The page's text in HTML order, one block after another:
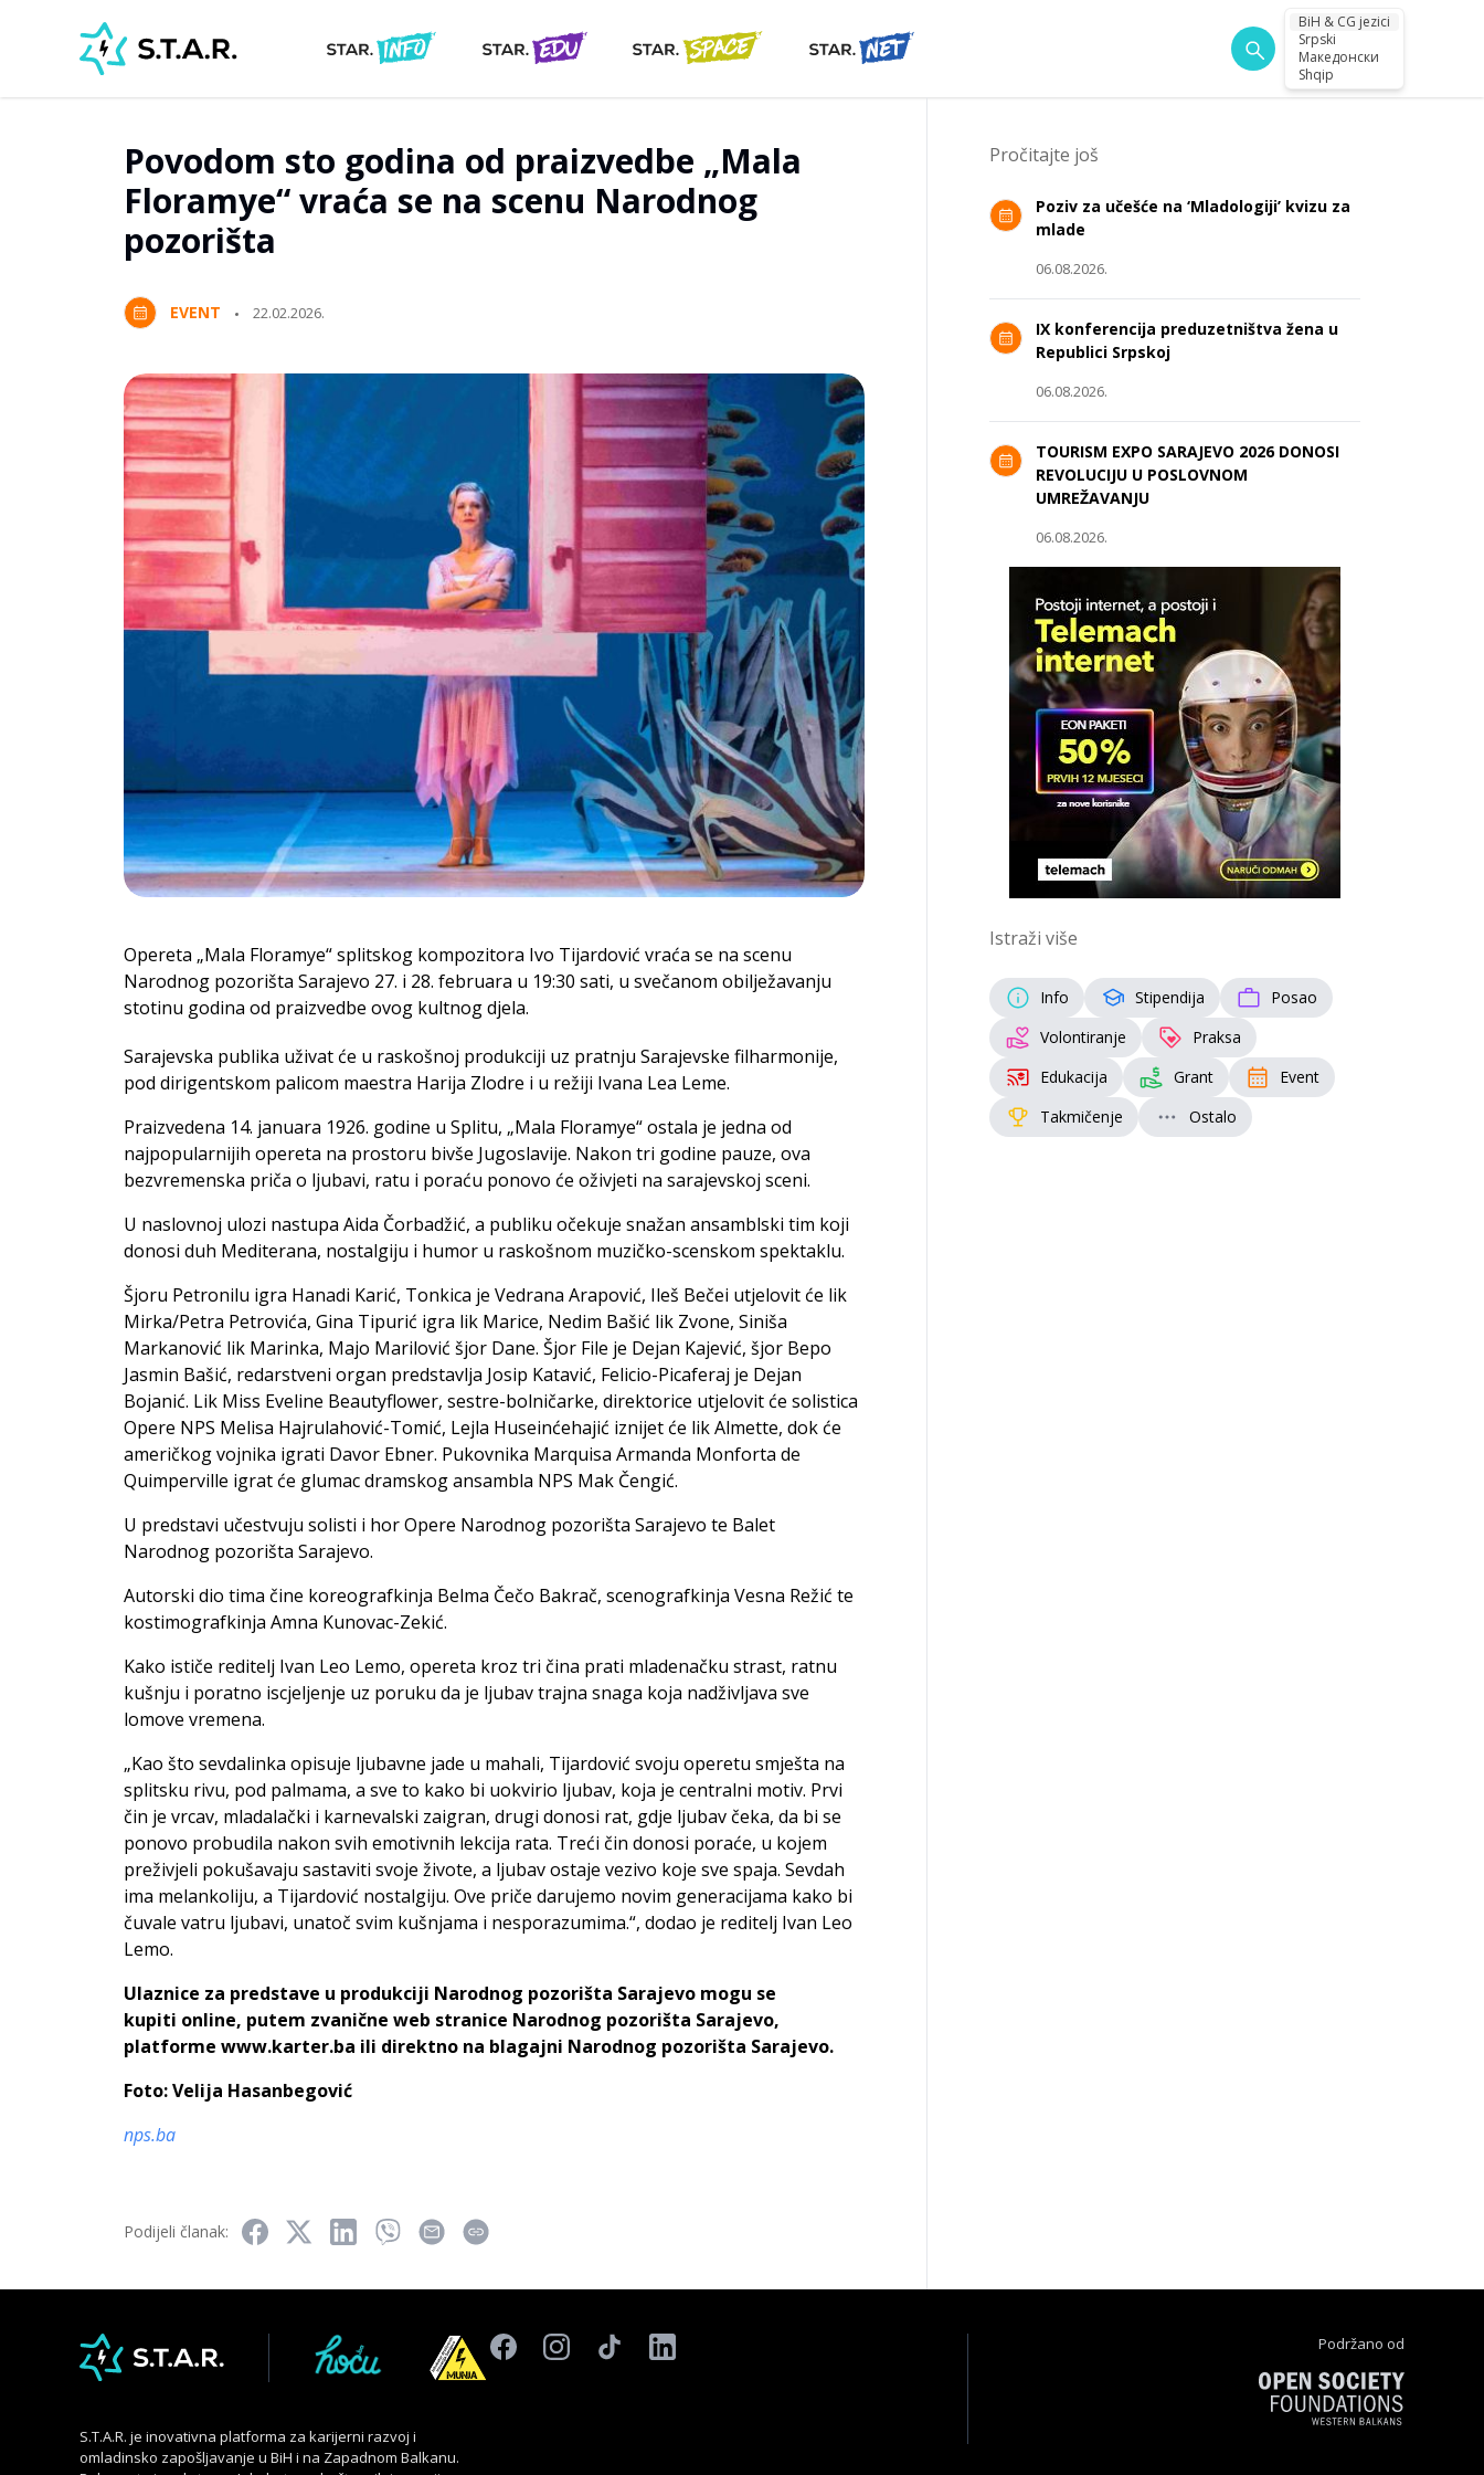
BiH & CG jezici
Srpski
Македонски
Shqip
Povodom sto godina od praizvedbe „Mala
Floramye“ vraća se na scenu Narodnog
pozorišta
EVENT 22.02.2026.
Opereta „Mala Floramye“ splitskog kompozitora Ivo Tijardović vraća se na scenu
Narodnog pozorišta Sarajevo 27. i 28. februara u 19:30 sati, u svečanom obilježavanju
stotinu godina od praizvedbe ovog kultnog djela.
Sarajevska publika uživat će u raskošnoj produkciji uz pratnju Sarajevske filharmonije,
pod dirigentskom palicom maestra Harija Zlodre i u režiji Ivana Lea Leme.
Praizvedena 14. januara 1926. godine u Splitu, „Mala Floramye“ ostala je jedna od
najpopularnijih opereta na prostoru bivše Jugoslavije. Nakon tri godine pauze, ova
bezvremenska priča o ljubavi, ratu i poraću ponovo će oživjeti na sarajevskoj sceni.
U naslovnoj ulozi nastupa Aida Čorbadžić, a publiku očekuje snažan ansamblski tim koji
donosi duh Mediterana, nostalgiju i humor u raskošnom muzičko-scenskom spektaklu.
Šjoru Petronilu igra Hanadi Karić, Tonkica je Vedrana Arapović, Ileš Bečei utjelovit će lik
Mirka/Petra Petrovića, Gina Tipurić igra lik Marice, Nedim Bašić lik Zvone, Siniša
Markanović lik Marinka, Majo Marilović šjor Dane. Šjor File je Dejan Kajević, šjor Bepo
Jasmin Bašić, redarstveni organ predstavlja Josip Katavić, Felicio-Picaferaj je Dejan
Bojanić. Lik Miss Eveline Beautyflower, sestre-bolničarke, direktorice utjelovit će solistica
Opere NPS Melisa Hajrulahović-Tomić, Lejla Huseinćehajić iznijet će lik Almette, dok će
američkog vojnika igrati Davor Ebner. Pukovnika Marquisa Armanda Monforta de
Quimperville igrat će glumac dramskog ansambla NPS Mak Čengić.
U predstavi učestvuju solisti i hor Opere Narodnog pozorišta Sarajevo te Balet
Narodnog pozorišta Sarajevo.
Autorski dio tima čine koreografkinja Belma Čečo Bakrač, scenografkinja Vesna Režić te
kostimografkinja Amna Kunovac-Zekić.
Kako ističe reditelj Ivan Leo Lemo, opereta kroz tri čina prati mladenačku strast, ratnu
kušnju i poratno iscjeljenje uz poruku da je ljubav trajna snaga koja nadživljava sve
lomove vremena.
„Kao što sevdalinka opisuje ljubavne jade u mahali, Tijardović svoju operetu smješta na
splitsku rivu, pod palmama, a sve to kako bi uokvirio ljubav, koja je centralni motiv. Prvi
čin je vrcav, mladalački i karnevalski zaigran, drugi donosi rat, gdje ljubav čeka, da bi se
ponovo probudila nakon svih emotivnih lekcija rata. Treći čin donosi poraće, u kojem
preživjeli pokušavaju sastaviti svoje živote, a ljubav ostaje vezivo koje sve spaja. Sevdah
ima melankoliju, a Tijardović nostalgiju. Ove priče darujemo novim generacijama kako bi
čuvale vatru ljubavi, unatoč svim kušnjama i nesporazumima.“, dodao je reditelj Ivan Leo
Lemo.
Ulaznice za predstave u produkciji Narodnog pozorišta Sarajevo mogu se
kupiti online, putem zvanične web stranice Narodnog pozorišta Sarajevo,
platforme www.karter.ba ili direktno na blagajni Narodnog pozorišta Sarajevo.
Foto: Velija Hasanbegović
nps.ba
Podijeli članak:
Pročitajte još
Poziv za učešće na ‘Mladologiji’ kvizu za
mlade
06.08.2026.
IX konferencija preduzetništva žena u
Republici Srpskoj
06.08.2026.
TOURISM EXPO SARAJEVO 2026 DONOSI
REVOLUCIJU U POSLOVNOM
UMREŽAVANJU
06.08.2026.
Istraži više
Info Stipendija
Posao
Volontiranje
Praksa
Edukacija
Grant
Event
Takmičenje
Ostalo
S.T.A.R. je inovativna platforma za karijerni razvoj i
omladinsko zapošljavanje u BiH i na Zapadnom Balkanu.
Podržano od